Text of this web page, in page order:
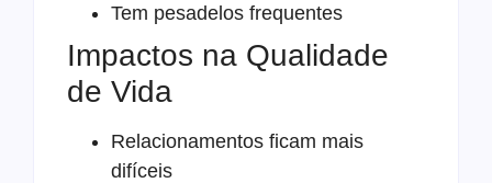
Tem pesadelos frequentes
Impactos na Qualidade
de Vida
Relacionamentos ficam mais
difíceis